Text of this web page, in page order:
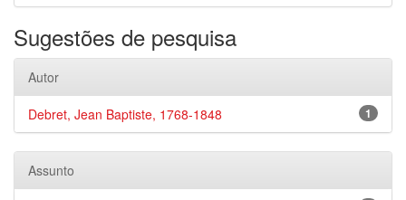
Sugestões de pesquisa
Autor
1
Debret, Jean Baptiste, 1768-1848
Assunto